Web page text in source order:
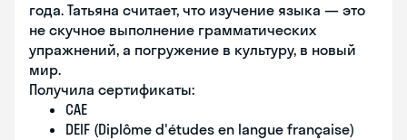
года. Татьяна считает, что изучение языка — это
не скучное выполнение грамматических
упражнений, а погружение в культуру, в новый
мир.
Получила сертификаты:
CAE
DElF (Diplôme d'études en langue française)